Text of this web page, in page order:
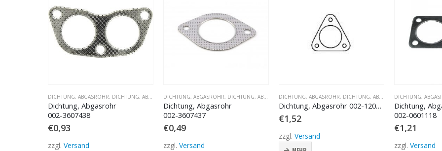
DICHTUNG, ABGASROHR
DICHTUNG, ABGASROHR, DICHTUNG, ABGASROHR , DICHTUNG, ABGASROHR
Dichtung, Abgasrohr
002-3607438
Versand
DICHTUNG, ABGASROHR, DICHTUNG, ABGASROHR , DICHTUNG, ABGASROHR
Dichtung, Abgasrohr
002-3607437
Versand
DICHTUNG, ABGASROHR, DICHTUNG, ABGASROHR , DICHTUNG, ABGASROHR
Dichtung, Abgasrohr 002-1201857
Versand
DICHTUNG, ABGASROHR, DICHTUNG,
Dichtung, Abgasrohr
002-0601118
Versand